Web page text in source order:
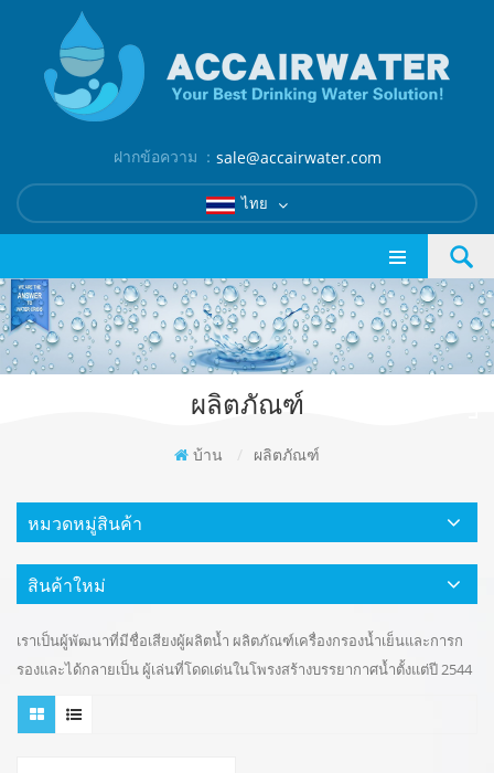
ฝากข้อความ ： sale@accairwater.com
ไทย
ผลิตภัณฑ์
บ้าน / ผลิตภัณฑ์
หมวดหมู่สินค้า
สินค้าใหม่
เราเป็นผู้พัฒนาที่มีชื่อเสียงผู้ผลิตน้ำ ผลิตภัณฑ์เครื่องกรองน้ำเย็นและการก
รองและได้กลายเป็น ผู้เล่นที่โดดเด่นในโพรงสร้างบรรยากาศน้ำตั้งแต่ปี 2544